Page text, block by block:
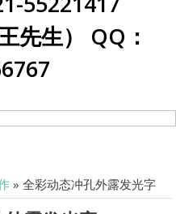
先生） QQ：
» 全彩动态冲孔外露发光字